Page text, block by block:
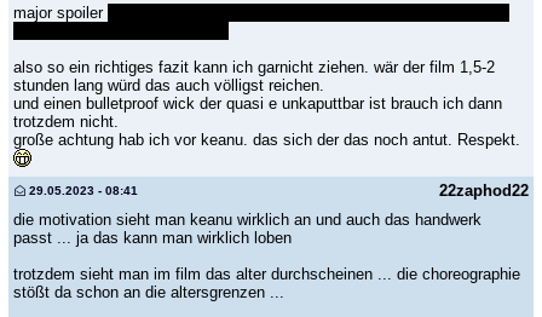
major spoiler
also so ein richtiges fazit kann ich garnicht ziehen. wär der film 1,5-2
stunden lang würd das auch völligst reichen.
und einen bulletproof wick der quasi e unkaputtbar ist brauch ich dann
trotzdem nicht.
große achtung hab ich vor keanu. das sich der das noch antut. Respekt.
22zaphod22
29.05.2023 - 08:41
die motivation sieht man keanu wirklich an und auch das handwerk
passt ... ja das kann man wirklich loben
trotzdem sieht man im film das alter durchscheinen ... die choreographie
stößt da schon an die altersgrenzen ...